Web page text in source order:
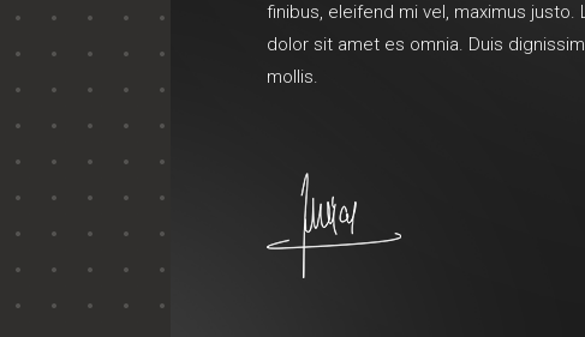
finibus, eleifend mi vel, maximus justo.
dolor sit amet es omnia. Duis
mollis.